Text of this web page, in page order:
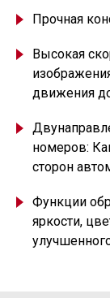
Прочная
Высокая
движения
номеров:
сторон
Функции
яркости,